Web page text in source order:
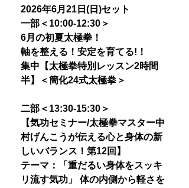
2026年6月21日(日)セット
一部＜10:00-12:30＞
6月の初夏太極拳！
軸を整える！安定を育てる!！
集中【太極拳特別レッスン2時間
半】
＜簡化24式太極拳＞
二部＜13:30-15:30＞
【気功セミナー/太極拳マスター中
村げんこうが伝える心と身体の新
しいバランス！第12回】
テーマ：「重だるい身体をスッキ
リ流す気功」 体の内側から軽さを